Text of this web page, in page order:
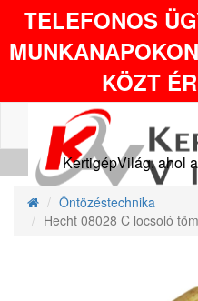
TELEFONOS
KÖZT
KertigépVilág, ahol
Öntözéstechnika
Hecht 08028 C locsoló